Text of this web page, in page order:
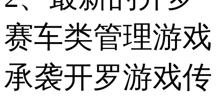
赛车类管理游戏
承袭开罗游戏传